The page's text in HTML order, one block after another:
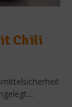
Chili